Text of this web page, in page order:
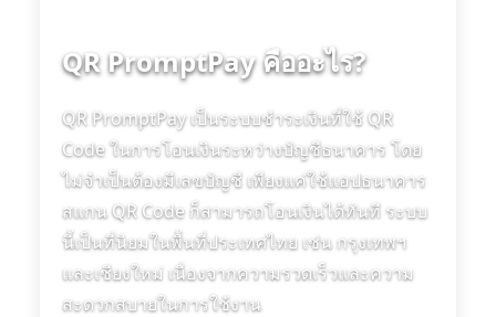
QR PromptPay คืออะไร?
QR PromptPay เป็นระบบชำระเงินที่ใช้ QR
Code ในการโอนเงินระหว่างบัญชีธนาคาร โดย
ไม่จำเป็นต้องมีเลขบัญชี เพียงแค่ใช้แอปธนาคาร
สแกน QR Code ก็สามารถโอนเงินได้ทันที ระบบ
นี้เป็นที่นิยมในพื้นที่ประเทศไทย เช่น กรุงเทพฯ
และเชียงใหม่ เนื่องจากความรวดเร็วและความ
สะดวกสบายในการใช้งาน